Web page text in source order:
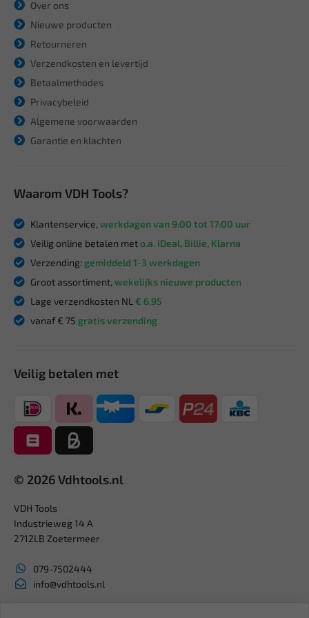
Over ons
Nieuwe producten
Retourneren
Verzendkosten en levertijd
Betaalmethodes
Privacybeleid
Algemene voorwaarden
Garantie en klachten
Waarom VDH Tools?
Klantenservice, werkdagen van 9:00 tot 17:00 uur
Veilig online betalen meto.a. iDeal, Billie, Klarna
Verzending: gemiddeld 1-3 werkdagen
Groot assortiment, wekelijks nieuwe producten
Lage verzendkosten NL € 6,95
vanaf € 75 gratis verzending
Veilig betalen met
© 2026 Vdhtools.nl
VDH Tools
Industrieweg 14 A
2712LB Zoetermeer
079-7502444
info@vdhtools.nl